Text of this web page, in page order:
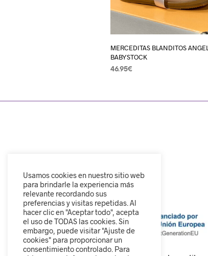
MERCEDITAS BLANDITOS ANGEL
BABYSTOCK
46.95€
Usamos cookies en nuestro sitio web
para brindarle la experiencia más
relevante recordando sus
preferencias y visitas repetidas. Al
hacer clic en "Aceptar todo", acepta
el uso de TODAS las cookies. Sin
embargo, puede visitar "Ajuste de
cookies" para proporcionar un
consentimiento controlado. Para